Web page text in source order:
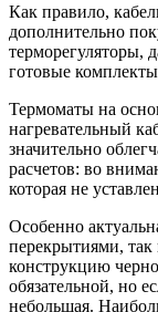
Как правило,
дополнительно
терморегуляторы,
готовые
Термоматы на
нагревательный
значительно
расчетов: во
которая не
Особенно
перекрытиями, так
конструкцию
обязательной, но
небольшая.